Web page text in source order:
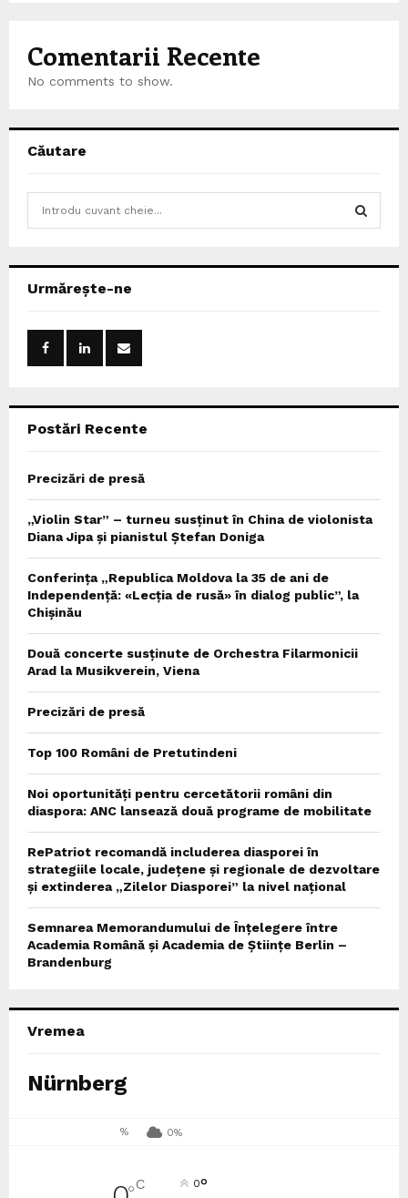
Comentarii Recente
No comments to show.
Căutare
h
Urmărește-ne
Postări Recente
Precizări de presă
„Violin Star” – turneu susținut în China de violonista
Diana Jipa și pianistul Ștefan Doniga
Conferința „Republica Moldova la 35 de ani de
Independență: «Lecția de rusă» în dialog public”, la
Chișinău
Două concerte susținute de Orchestra Filarmonicii
Arad la Musikverein, Viena
Precizări de presă
Top 100 Români de Pretutindeni
Noi oportunități pentru cercetătorii români din
diaspora: ANC lansează două programe de mobilitate
RePatriot recomandă includerea diasporei în
strategiile locale, județene și regionale de dezvoltare
și extinderea „Zilelor Diasporei” la nivel național
Semnarea Memorandumului de Înțelegere între
Academia Română și Academia de Științe Berlin –
Brandenburg
Vremea
Nürnberg
% 0%
°C 0°